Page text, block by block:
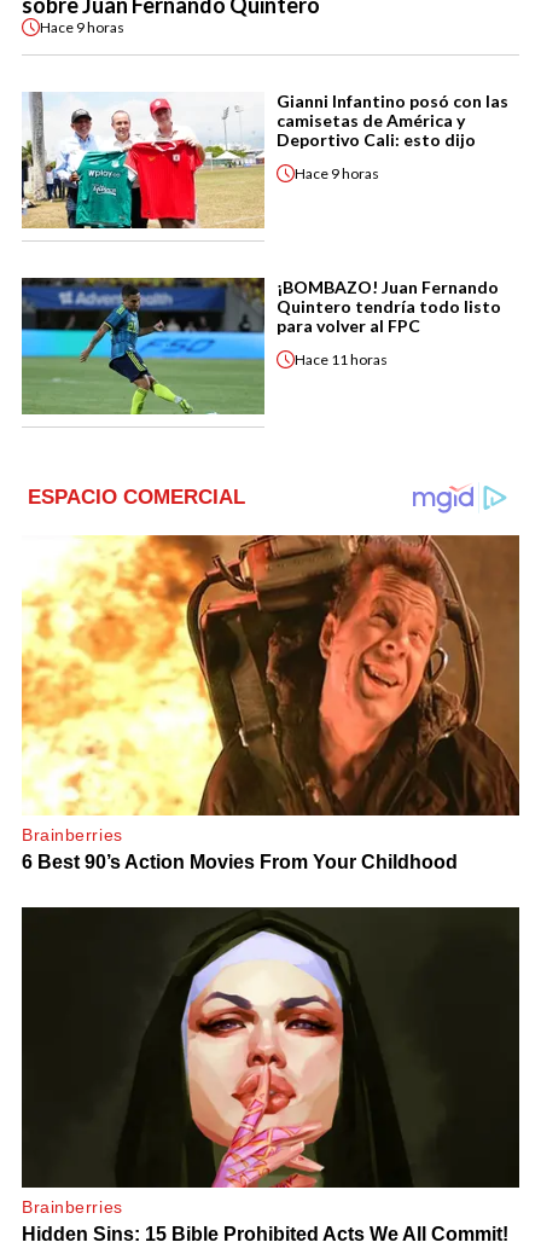
Hace 9 horas
Gianni Infantino posó con las
camisetas de América y
Deportivo Cali: esto dijo
Hace 9 horas
¡BOMBAZO! Juan Fernando
Quintero tendría todo listo
para volver al FPC
Hace 11 horas